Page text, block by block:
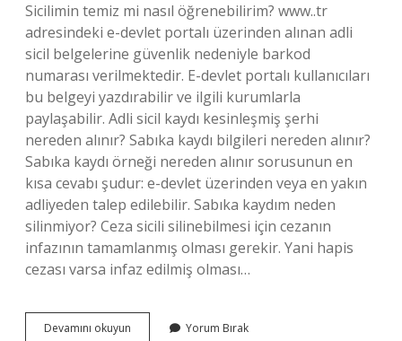
Sicilimin temiz mi nasıl öğrenebilirim? www..tr
adresindeki e-devlet portalı üzerinden alınan adli
sicil belgelerine güvenlik nedeniyle barkod
numarası verilmektedir. E-devlet portalı kullanıcıları
bu belgeyi yazdırabilir ve ilgili kurumlarla
paylaşabilir. Adli sicil kaydı kesinleşmiş şerhi
nereden alınır? Sabıka kaydı bilgileri nereden alınır?
Sabıka kaydı örneği nereden alınır sorusunun en
kısa cevabı şudur: e-devlet üzerinden veya en yakın
adliyeden talep edilebilir. Sabıka kaydım neden
silinmiyor? Ceza sicili silinebilmesi için cezanın
infazının tamamlanmış olması gerekir. Yani hapis
cezası varsa infaz edilmiş olması…
Devamını okuyun Yorum Bırak